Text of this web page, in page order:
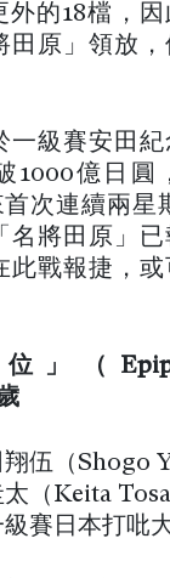
外的18檔，因
田原」領放
一級賽安田
1000億日圓
次連續兩星
名將田原」
此戰報捷，
」（
伍（Shogo
（Keita
級賽日本打吡